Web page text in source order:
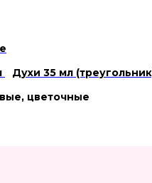
Духи 35 мл
цветочные